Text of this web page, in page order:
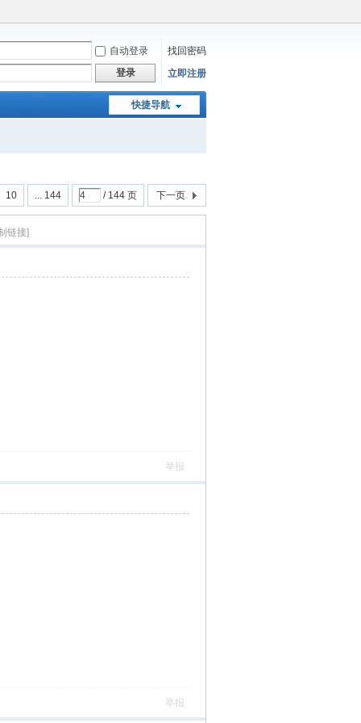
自动登录
找回密码
登录
立即注册
快捷导航
10 ... 144 / 144 页 下一页
链接]
举报
举报